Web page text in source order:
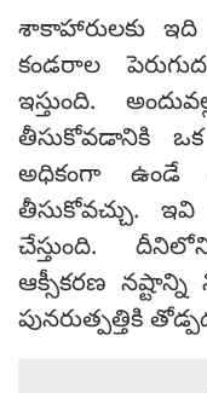
శాకాహారులకు
కండరాల
ఇస్తుంది.
తీసుకోవడానికి
అధికంగా ఉండే
తీసుకోవచ్చు.
చేస్తుంది.
ఆక్సీకరణ
పునరుత్పత్తికి